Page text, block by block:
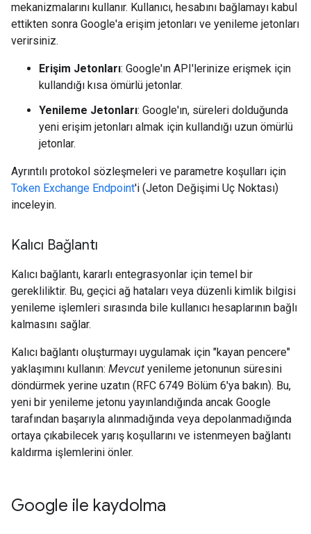
mekanizmalarını kullanır. Kullanıcı, hesabını bağlamayı kabul
ettikten sonra Google'a erişim jetonları ve yenileme jetonları
verirsiniz.
Erişim Jetonları: Google'ın API'lerinize erişmek için
kullandığı kısa ömürlü jetonlar.
Yenileme Jetonları: Google'ın, süreleri dolduğunda
yeni erişim jetonları almak için kullandığı uzun ömürlü
jetonlar.
Ayrıntılı protokol sözleşmeleri ve parametre koşulları için
Token Exchange Endpoint'i (Jeton Değişimi Uç Noktası)
inceleyin.
Kalıcı Bağlantı
Kalıcı bağlantı, kararlı entegrasyonlar için temel bir
gerekliliktir. Bu, geçici ağ hataları veya düzenli kimlik bilgisi
yenileme işlemleri sırasında bile kullanıcı hesaplarının bağlı
kalmasını sağlar.
Kalıcı bağlantı oluşturmayı uygulamak için "kayan pencere"
yaklaşımını kullanın: Mevcut yenileme jetonunun süresini
döndürmek yerine uzatın (RFC 6749 Bölüm 6'ya bakın). Bu,
yeni bir yenileme jetonu yayınlandığında ancak Google
tarafından başarıyla alınmadığında veya depolanmadığında
ortaya çıkabilecek yarış koşullarını ve istenmeyen bağlantı
kaldırma işlemlerini önler.
Google ile kaydolma